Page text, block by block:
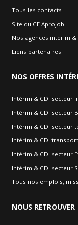
Tous les contacts
Site du CE Aprojob
Nos agences intérim &
Liens partenaires
NOS OFFRES
Intérim & CDI secteur
Intérim & CDI secteur
Intérim & CDI secteur
Intérim & CDI
Intérim & CDI secteur
Intérim & CDI secteur
Tous nos emplois,
NOUS RETROUVER